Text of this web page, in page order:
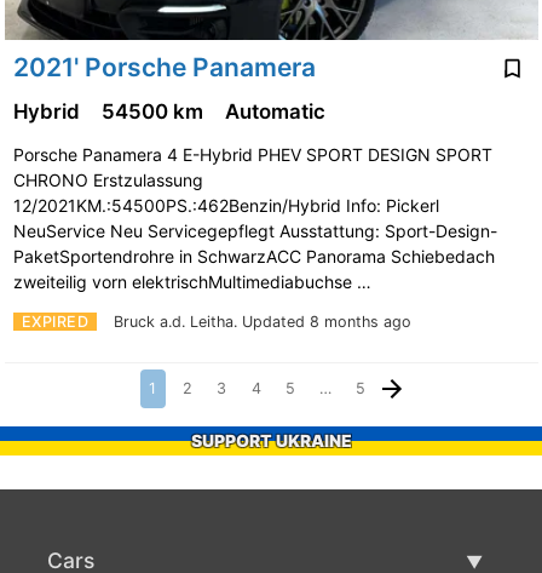
2021' Porsche Panamera
EXPIRED Bruck a.d. Leitha. Updated 8 months ago
Hybrid 54500 km Automatic
Porsche Panamera 4 E-Hybrid PHEV SPORT DESIGN SPORT
CHRONO Erstzulassung
12/2021KM.:54500PS.:462Benzin/Hybrid Info: Pickerl
NeuService Neu Servicegepflegt Ausstattung: Sport-Design-
PaketSportendrohre in SchwarzACC Panorama Schiebedach
zweiteilig vorn elektrischMultimediabuchse …
1 2 3 4 5 … 5
SUPPORT UKRAINE
Cars